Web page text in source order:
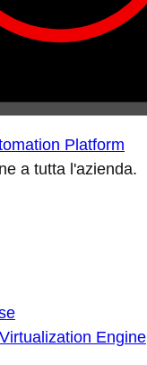
Platform
a tutta l'azienda.
Engine